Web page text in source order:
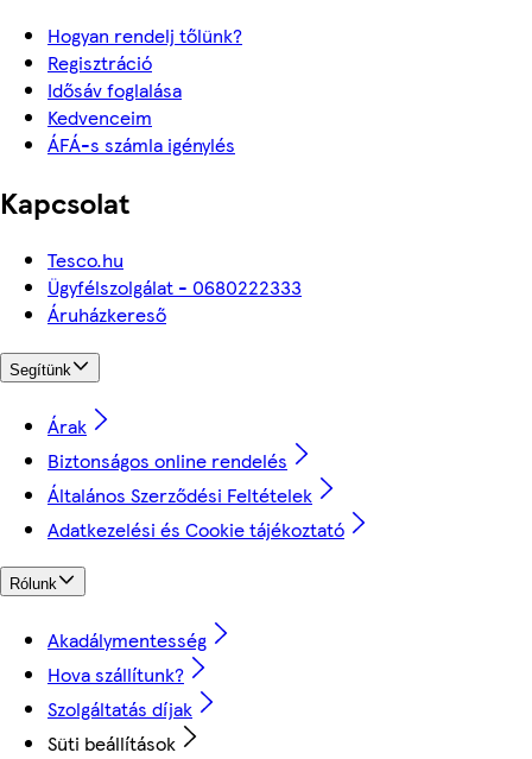
Hogyan rendelj tőlünk?
Regisztráció
Idősáv foglalása
Kedvenceim
ÁFÁ-s számla igénylés
Kapcsolat
Tesco.hu
Ügyfélszolgálat - 0680222333
Áruházkereső
Segítünk
Árak
Biztonságos online rendelés
Általános Szerződési Feltételek
Adatkezelési és Cookie tájékoztató
Rólunk
Akadálymentesség
Hova szállítunk?
Szolgáltatás díjak
Süti beállítások